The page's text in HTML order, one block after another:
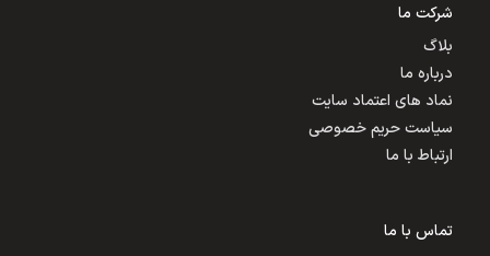
شرکت ما
بلاگ
درباره ما
نماد های اعتماد سایت
سیاست حریم خصوصی
ارتباط با ما
تماس با ما